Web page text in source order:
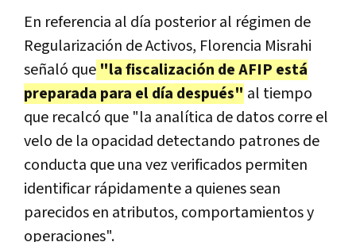
En referencia al día posterior al régimen de
Regularización de Activos, Florencia Misrahi
señaló que "la fiscalización de AFIP está
preparada para el día después" al tiempo
que recalcó que "la analítica de datos corre el
velo de la opacidad detectando patrones de
conducta que una vez verificados permiten
identificar rápidamente a quienes sean
parecidos en atributos, comportamientos y
operaciones".